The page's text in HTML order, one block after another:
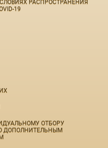
РАСПРОСТРАНЕНИЯ
19
ОТБОРУ
ДОПОЛНИТЕЛЬНЫМ